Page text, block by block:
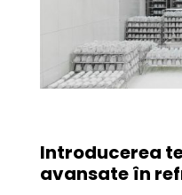
Introducerea
avansate în